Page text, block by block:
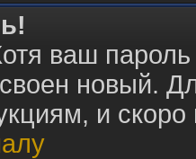
ваш
новый.
и